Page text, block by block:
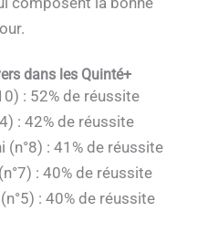
dans les Quinté+
: 52% de réussite
: 42% de réussite
(n°8) : 41% de réussite
: 40% de réussite
: 40% de réussite